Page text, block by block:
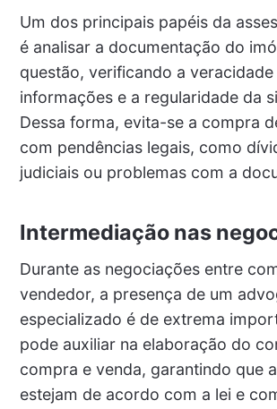
Um dos principais papéis da
é analisar a documentação do
questão, verificando a veracidade
informações e a regularidade da
Dessa forma, evita-se a compra
com pendências legais, como
judiciais ou problemas com a
Intermediação nas
Durante as negociações entre
vendedor, a presença de um
especializado é de extrema
pode auxiliar na elaboração do
compra e venda, garantindo que
estejam de acordo com a lei e